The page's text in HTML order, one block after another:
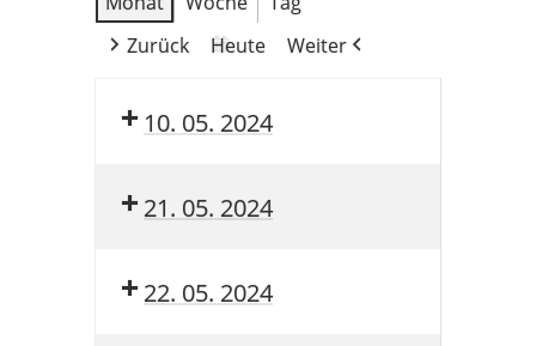
Zurück
Heute Weiter
10. 05. 2024
21. 05. 2024
22. 05. 2024